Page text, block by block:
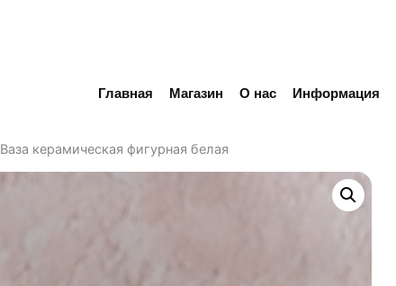
Главная Магазин О нас Информация
Ваза керамическая фигурная белая